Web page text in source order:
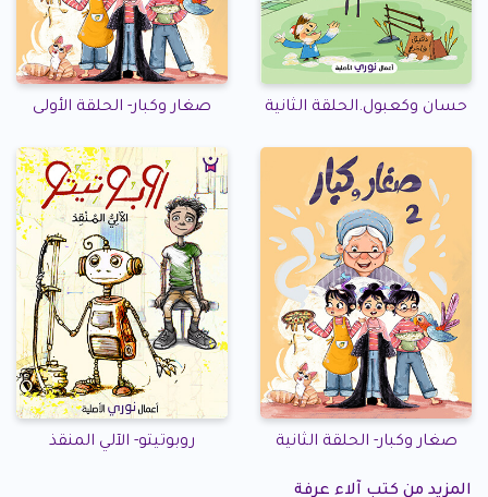
حسان وكعبول.الحلقة الثانية صغار وكبار- الحلقة الأولى
صغار وكبار- الحلقة الثانية روبوتيتو- الآلي المنقذ
المزيد من كتب آلاء عرفة